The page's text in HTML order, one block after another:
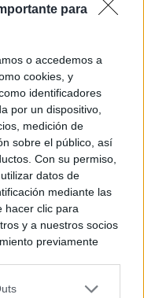
para
o accedemos a
cookies, y
identificadores
por un dispositivo,
medición de
sobre el público, así
Con su permiso,
datos de
mediante las
hacer clic para
y a nuestros socios
previamente
que algún